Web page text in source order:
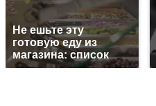
Не ешьте эту
готовую еду из
магазина: список